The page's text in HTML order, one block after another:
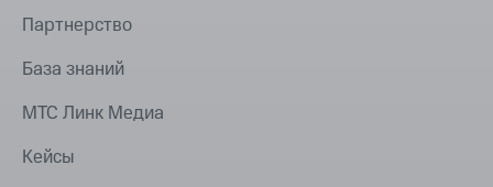
Партнерство
База знаний
МТС Линк Медиа
Кейсы